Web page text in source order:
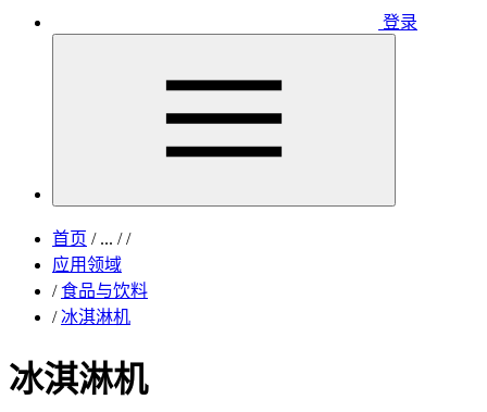
登录
首页 /... / /
应用领域
/ 食品与饮料
/ 冰淇淋机
冰淇淋机